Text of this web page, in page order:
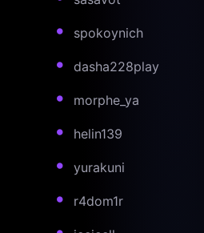
spokoynich
dasha228play
morphe_ya
helin139
yurakuni
r4dom1r